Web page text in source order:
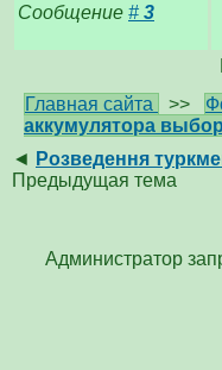
Сообщение # 3
Главная сайта
>>
аккумулятора выбор
◄ Розведення
Предыдущая тема
Администратор